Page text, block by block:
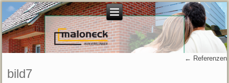
← Referenzen
bild7